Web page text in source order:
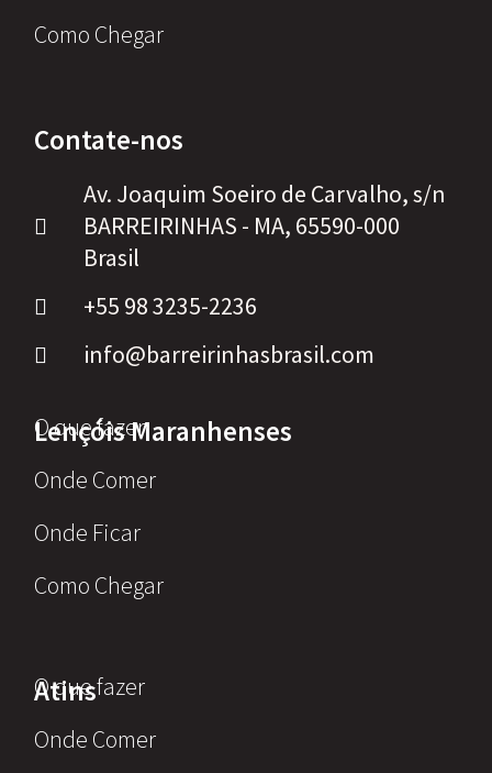
Como Chegar
Contate-nos
Av. Joaquim Soeiro de Carvalho, s/n
BARREIRINHAS - MA, 65590-000
Brasil
+55 98 3235-2236
info@barreirinhasbrasil.com
Lençóis Maranhenses
O que fazer
Onde Comer
Onde Ficar
Como Chegar
Atins
O que fazer
Onde Comer